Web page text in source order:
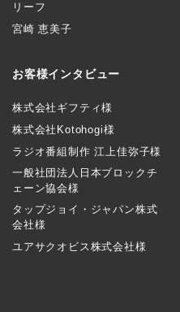
リーフ
宮崎 恵美子
お客様インタビュー
株式会社ギフティ様
株式会社Kotohogi様
ラジオ番組制作 江上佳弥子様
一般社団法人日本ブロックチ
ェーン協会様
タップジョイ・ジャパン株式
会社様
ユアサクオビス株式会社様